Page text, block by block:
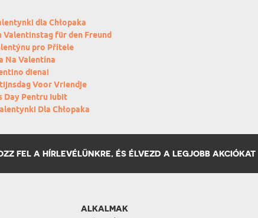
dla Chłopaka
Valentinstag für den Freund
pro Přítele
Na Valentína
dienai
Voor Vriendje
Day Pentru Iubit
Dla Chłopaka
FEL A HÍRLEVÉLÜNKRE, ÉS ÉLVEZD A LEGJOBB AKCIÓKAT
ALKALMAK